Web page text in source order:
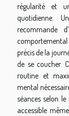
régularité et
quotidienne.
recommande
précis de la
de se coucher.
routine et
mental
séances selon
accessible